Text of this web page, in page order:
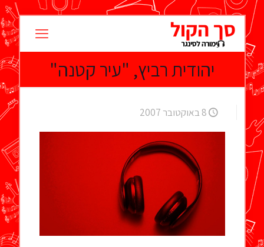
יהודית רביץ, "עיר קטנה"
8 באוקטובר 2007